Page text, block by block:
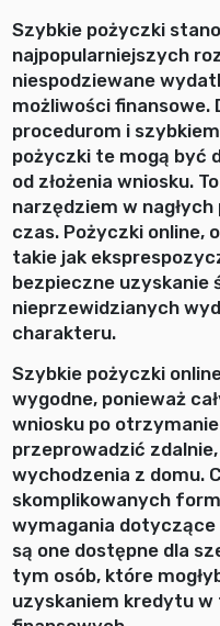
Szybkie pożyczki
najpopularniejszych
niespodziewane
możliwości finansowe.
procedurom i
pożyczki te mogą być
od złożenia wniosku.
narzędziem w
czas. Pożyczki online,
takie jak
bezpieczne uzyskanie
nieprzewidzianych
charakteru.
Szybkie pożyczki
wygodne, ponieważ
wniosku po
przeprowadzić
wychodzenia z domu.
skomplikowanych
wymagania dotyczące
są one dostępne dla
tym osób, które
uzyskaniem kredytu